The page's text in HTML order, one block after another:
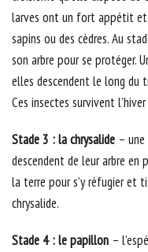
larves ont un fort appétit et
sapins ou des cèdres. Au
son arbre pour se protéger.
elles descendent le long du
Ces insectes survivent
Stade 3 : la chrysalide –
descendent de leur arbre en
la terre pour s’y réfugier et
chrysalide.
Stade 4 : le papillon –